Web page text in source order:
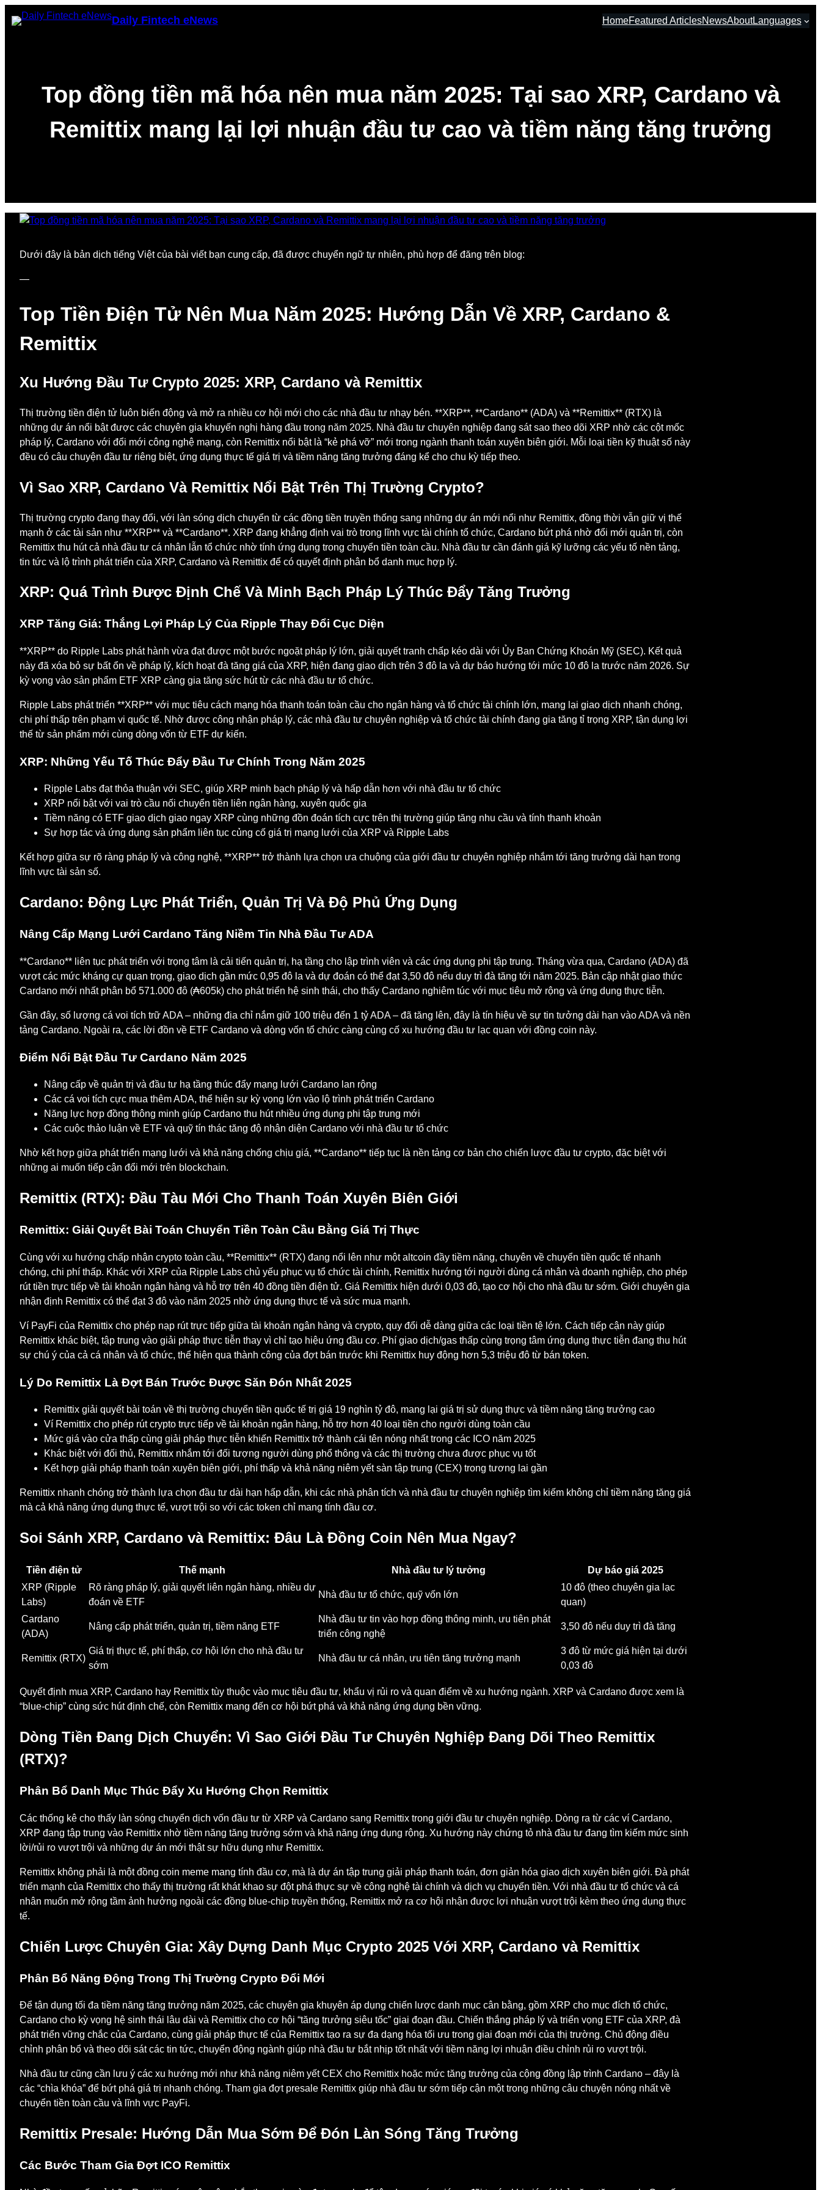
Skip
to
Daily Fintech eNews HomeFeatured ArticlesNewsAboutLanguages
Top đồng tiền mã hóa nên mua năm 2025: Tại sao XRP, Cardano và
Remittix mang lại lợi nhuận đầu tư cao và tiềm năng tăng trưởng
Dưới đây là bản dịch tiếng Việt của bài viết bạn cung cấp, đã được chuyển ngữ tự nhiên, phù hợp để đăng trên blog:
—
Top Tiền Điện Tử Nên Mua Năm 2025: Hướng Dẫn Về XRP, Cardano &
Remittix
Xu Hướng Đầu Tư Crypto 2025: XRP, Cardano và Remittix
Thị trường tiền điện tử luôn biến động và mở ra nhiều cơ hội mới cho các nhà đầu tư nhạy bén. **XRP**, **Cardano** (ADA) và **Remittix** (RTX) là
những dự án nổi bật được các chuyên gia khuyến nghị hàng đầu trong năm 2025. Nhà đầu tư chuyên nghiệp đang sát sao theo dõi XRP nhờ các cột mốc
pháp lý, Cardano với đổi mới công nghệ mạng, còn Remittix nổi bật là “kẻ phá vỡ” mới trong ngành thanh toán xuyên biên giới. Mỗi loại tiền kỹ thuật số này
đều có câu chuyện đầu tư riêng biệt, ứng dụng thực tế giá trị và tiềm năng tăng trưởng đáng kể cho chu kỳ tiếp theo.
Vì Sao XRP, Cardano Và Remittix Nổi Bật Trên Thị Trường Crypto?
Thị trường crypto đang thay đổi, với làn sóng dịch chuyển từ các đồng tiền truyền thống sang những dự án mới nổi như Remittix, đồng thời vẫn giữ vị thế
mạnh ở các tài sản như **XRP** và **Cardano**. XRP đang khẳng định vai trò trong lĩnh vực tài chính tổ chức, Cardano bứt phá nhờ đổi mới quản trị, còn
Remittix thu hút cả nhà đầu tư cá nhân lẫn tổ chức nhờ tính ứng dụng trong chuyển tiền toàn cầu. Nhà đầu tư cần đánh giá kỹ lưỡng các yếu tố nền tảng,
tin tức và lộ trình phát triển của XRP, Cardano và Remittix để có quyết định phân bổ danh mục hợp lý.
XRP: Quá Trình Được Định Chế Và Minh Bạch Pháp Lý Thúc Đẩy Tăng Trưởng
XRP Tăng Giá: Thắng Lợi Pháp Lý Của Ripple Thay Đổi Cục Diện
**XRP** do Ripple Labs phát hành vừa đạt được một bước ngoặt pháp lý lớn, giải quyết tranh chấp kéo dài với Ủy Ban Chứng Khoán Mỹ (SEC). Kết quả
này đã xóa bỏ sự bất ổn về pháp lý, kích hoạt đà tăng giá của XRP, hiện đang giao dịch trên 3 đô la và dự báo hướng tới mức 10 đô la trước năm 2026. Sự
kỳ vọng vào sản phẩm ETF XRP càng gia tăng sức hút từ các nhà đầu tư tổ chức.
Ripple Labs phát triển **XRP** với mục tiêu cách mạng hóa thanh toán toàn cầu cho ngân hàng và tổ chức tài chính lớn, mang lại giao dịch nhanh chóng,
chi phí thấp trên phạm vi quốc tế. Nhờ được công nhận pháp lý, các nhà đầu tư chuyên nghiệp và tổ chức tài chính đang gia tăng tỉ trọng XRP, tận dụng lợi
thế từ sản phẩm mới cùng dòng vốn từ ETF dự kiến.
XRP: Những Yếu Tố Thúc Đẩy Đầu Tư Chính Trong Năm 2025
Ripple Labs đạt thỏa thuận với SEC, giúp XRP minh bạch pháp lý và hấp dẫn hơn với nhà đầu tư tổ chức
XRP nổi bật với vai trò cầu nối chuyển tiền liên ngân hàng, xuyên quốc gia
Tiềm năng có ETF giao dịch giao ngay XRP cùng những đồn đoán tích cực trên thị trường giúp tăng nhu cầu và tính thanh khoản
Sự hợp tác và ứng dụng sản phẩm liên tục củng cố giá trị mạng lưới của XRP và Ripple Labs
Kết hợp giữa sự rõ ràng pháp lý và công nghệ, **XRP** trở thành lựa chọn ưa chuộng của giới đầu tư chuyên nghiệp nhắm tới tăng trưởng dài hạn trong
lĩnh vực tài sản số.
Cardano: Động Lực Phát Triển, Quản Trị Và Độ Phủ Ứng Dụng
Nâng Cấp Mạng Lưới Cardano Tăng Niềm Tin Nhà Đầu Tư ADA
**Cardano** liên tục phát triển với trọng tâm là cải tiến quản trị, hạ tầng cho lập trình viên và các ứng dụng phi tập trung. Tháng vừa qua, Cardano (ADA) đã
vượt các mức kháng cự quan trọng, giao dịch gần mức 0,95 đô la và dự đoán có thể đạt 3,50 đô nếu duy trì đà tăng tới năm 2025. Bản cập nhật giao thức
Cardano mới nhất phân bổ 571.000 đô (₳605k) cho phát triển hệ sinh thái, cho thấy Cardano nghiêm túc với mục tiêu mở rộng và ứng dụng thực tiễn.
Gần đây, số lượng cá voi tích trữ ADA – những địa chỉ nắm giữ 100 triệu đến 1 tỷ ADA – đã tăng lên, đây là tín hiệu về sự tin tưởng dài hạn vào ADA và nền
tảng Cardano. Ngoài ra, các lời đồn về ETF Cardano và dòng vốn tổ chức càng củng cố xu hướng đầu tư lạc quan với đồng coin này.
Điểm Nổi Bật Đầu Tư Cardano Năm 2025
Nâng cấp về quản trị và đầu tư hạ tầng thúc đẩy mạng lưới Cardano lan rộng
Các cá voi tích cực mua thêm ADA, thể hiện sự kỳ vọng lớn vào lộ trình phát triển Cardano
Năng lực hợp đồng thông minh giúp Cardano thu hút nhiều ứng dụng phi tập trung mới
Các cuộc thảo luận về ETF và quỹ tín thác tăng độ nhận diện Cardano với nhà đầu tư tổ chức
Nhờ kết hợp giữa phát triển mạng lưới và khả năng chống chịu giá, **Cardano** tiếp tục là nền tảng cơ bản cho chiến lược đầu tư crypto, đặc biệt với
những ai muốn tiếp cận đổi mới trên blockchain.
Remittix (RTX): Đầu Tàu Mới Cho Thanh Toán Xuyên Biên Giới
Remittix: Giải Quyết Bài Toán Chuyển Tiền Toàn Cầu Bằng Giá Trị Thực
Cùng với xu hướng chấp nhận crypto toàn cầu, **Remittix** (RTX) đang nổi lên như một altcoin đầy tiềm năng, chuyên về chuyển tiền quốc tế nhanh
chóng, chi phí thấp. Khác với XRP của Ripple Labs chủ yếu phục vụ tổ chức tài chính, Remittix hướng tới người dùng cá nhân và doanh nghiệp, cho phép
rút tiền trực tiếp về tài khoản ngân hàng và hỗ trợ trên 40 đồng tiền điện tử. Giá Remittix hiện dưới 0,03 đô, tạo cơ hội cho nhà đầu tư sớm. Giới chuyên gia
nhận định Remittix có thể đạt 3 đô vào năm 2025 nhờ ứng dụng thực tế và sức mua mạnh.
Ví PayFi của Remittix cho phép nạp rút trực tiếp giữa tài khoản ngân hàng và crypto, quy đổi dễ dàng giữa các loại tiền tệ lớn. Cách tiếp cận này giúp
Remittix khác biệt, tập trung vào giải pháp thực tiễn thay vì chỉ tạo hiệu ứng đầu cơ. Phí giao dịch/gas thấp cùng trọng tâm ứng dụng thực tiễn đang thu hút
sự chú ý của cả cá nhân và tổ chức, thể hiện qua thành công của đợt bán trước khi Remittix huy động hơn 5,3 triệu đô từ bán token.
Lý Do Remittix Là Đợt Bán Trước Được Săn Đón Nhất 2025
Remittix giải quyết bài toán về thị trường chuyển tiền quốc tế trị giá 19 nghìn tỷ đô, mang lại giá trị sử dụng thực và tiềm năng tăng trưởng cao
Ví Remittix cho phép rút crypto trực tiếp về tài khoản ngân hàng, hỗ trợ hơn 40 loại tiền cho người dùng toàn cầu
Mức giá vào cửa thấp cùng giải pháp thực tiễn khiến Remittix trở thành cái tên nóng nhất trong các ICO năm 2025
Khác biệt với đối thủ, Remittix nhắm tới đối tượng người dùng phổ thông và các thị trường chưa được phục vụ tốt
Kết hợp giải pháp thanh toán xuyên biên giới, phí thấp và khả năng niêm yết sàn tập trung (CEX) trong tương lai gần
Remittix nhanh chóng trở thành lựa chọn đầu tư dài hạn hấp dẫn, khi các nhà phân tích và nhà đầu tư chuyên nghiệp tìm kiếm không chỉ tiềm năng tăng giá
mà cả khả năng ứng dụng thực tế, vượt trội so với các token chỉ mang tính đầu cơ.
Soi Sánh XRP, Cardano và Remittix: Đâu Là Đồng Coin Nên Mua Ngay?
Tiền điện tử Thế mạnh Nhà đầu tư lý tưởng
Dự báo giá 2025
XRP (Ripple
Labs)
Rõ ràng pháp lý, giải quyết liên ngân hàng, nhiều dự
đoán về ETF
Nhà đầu tư tổ chức, quỹ vốn lớn
10 đô (theo chuyên gia lạc
quan)
Cardano
(ADA)
Nâng cấp phát triển, quản trị, tiềm năng ETF
Nhà đầu tư tin vào hợp đồng thông minh, ưu tiên phát
triển công nghệ
3,50 đô nếu duy trì đà tăng
Remittix (RTX)
Giá trị thực tế, phí thấp, cơ hội lớn cho nhà đầu tư
sớm
Nhà đầu tư cá nhân, ưu tiên tăng trưởng mạnh
3 đô từ mức giá hiện tại dưới
0,03 đô
Quyết định mua XRP, Cardano hay Remittix tùy thuộc vào mục tiêu đầu tư, khẩu vị rủi ro và quan điểm về xu hướng ngành. XRP và Cardano được xem là
“blue-chip” cùng sức hút định chế, còn Remittix mang đến cơ hội bứt phá và khả năng ứng dụng bền vững.
Dòng Tiền Đang Dịch Chuyển: Vì Sao Giới Đầu Tư Chuyên Nghiệp Đang Dõi Theo Remittix
(RTX)?
Phân Bổ Danh Mục Thúc Đẩy Xu Hướng Chọn Remittix
Các thống kê cho thấy làn sóng chuyển dịch vốn đầu tư từ XRP và Cardano sang Remittix trong giới đầu tư chuyên nghiệp. Dòng ra từ các ví Cardano,
XRP đang tập trung vào Remittix nhờ tiềm năng tăng trưởng sớm và khả năng ứng dụng rộng. Xu hướng này chứng tỏ nhà đầu tư đang tìm kiếm mức sinh
lời/rủi ro vượt trội và những dự án mới thật sự hữu dụng như Remittix.
Remittix không phải là một đồng coin meme mang tính đầu cơ, mà là dự án tập trung giải pháp thanh toán, đơn giản hóa giao dịch xuyên biên giới. Đà phát
triển mạnh của Remittix cho thấy thị trường rất khát khao sự đột phá thực sự về công nghệ tài chính và dịch vụ chuyển tiền. Với nhà đầu tư tổ chức và cá
nhân muốn mở rộng tầm ảnh hưởng ngoài các đồng blue-chip truyền thống, Remittix mở ra cơ hội nhận được lợi nhuận vượt trội kèm theo ứng dụng thực
tế.
Chiến Lược Chuyên Gia: Xây Dựng Danh Mục Crypto 2025 Với XRP, Cardano và Remittix
Phân Bổ Năng Động Trong Thị Trường Crypto Đổi Mới
Để tận dụng tối đa tiềm năng tăng trưởng năm 2025, các chuyên gia khuyên áp dụng chiến lược danh mục cân bằng, gồm XRP cho mục đích tổ chức,
Cardano cho kỳ vọng hệ sinh thái lâu dài và Remittix cho cơ hội “tăng trưởng siêu tốc” giai đoạn đầu. Chiến thắng pháp lý và triển vọng ETF của XRP, đà
phát triển vững chắc của Cardano, cùng giải pháp thực tế của Remittix tạo ra sự đa dạng hóa tối ưu trong giai đoạn mới của thị trường. Chủ động điều
chỉnh phân bổ và theo dõi sát các tin tức, chuyển động ngành giúp nhà đầu tư bắt nhịp tốt nhất với tiềm năng lợi nhuận điều chỉnh rủi ro vượt trội.
Nhà đầu tư cũng cần lưu ý các xu hướng mới như khả năng niêm yết CEX cho Remittix hoặc mức tăng trưởng của cộng đồng lập trình Cardano – đây là
các “chìa khóa” để bứt phá giá trị nhanh chóng. Tham gia đợt presale Remittix giúp nhà đầu tư sớm tiếp cận một trong những câu chuyện nóng nhất về
chuyển tiền toàn cầu và lĩnh vực PayFi.
Remittix Presale: Hướng Dẫn Mua Sớm Để Đón Làn Sóng Tăng Trưởng
Các Bước Tham Gia Đợt ICO Remittix